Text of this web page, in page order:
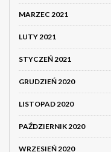
MARZEC 2021
LUTY 2021
STYCZEŃ 2021
GRUDZIEŃ 2020
LISTOPAD 2020
PAŹDZIERNIK 2020
WRZESIEŃ 2020